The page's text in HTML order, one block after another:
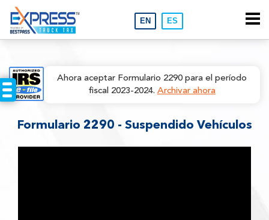
Ahora aceptar Formulario 2290 para el período
fiscal 2023-2024. Archivar ahora
Formulario 2290 - Suspendido Vehículos